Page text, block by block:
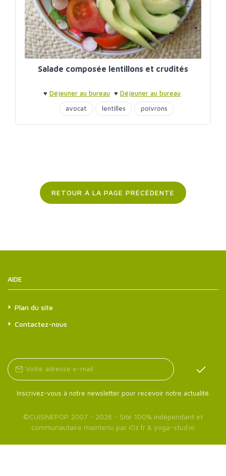
Salade composée lentillons et crudités
♥ Déjeuner au bureau ♥ Déjeuner au bureau
avocat
lentilles poivrons
RETOUR À LA PAGE PRÉCÉDENTE
AIDE
Plan du site
Contactez-nous
Inscrivez-vous à notre newsletter pour recevoir notre actualité.
©CUISINEPOP 2007 - 2026 - Site 100% indépendant et
communautaire maintenu par iOz.fr & yoga-stud.io